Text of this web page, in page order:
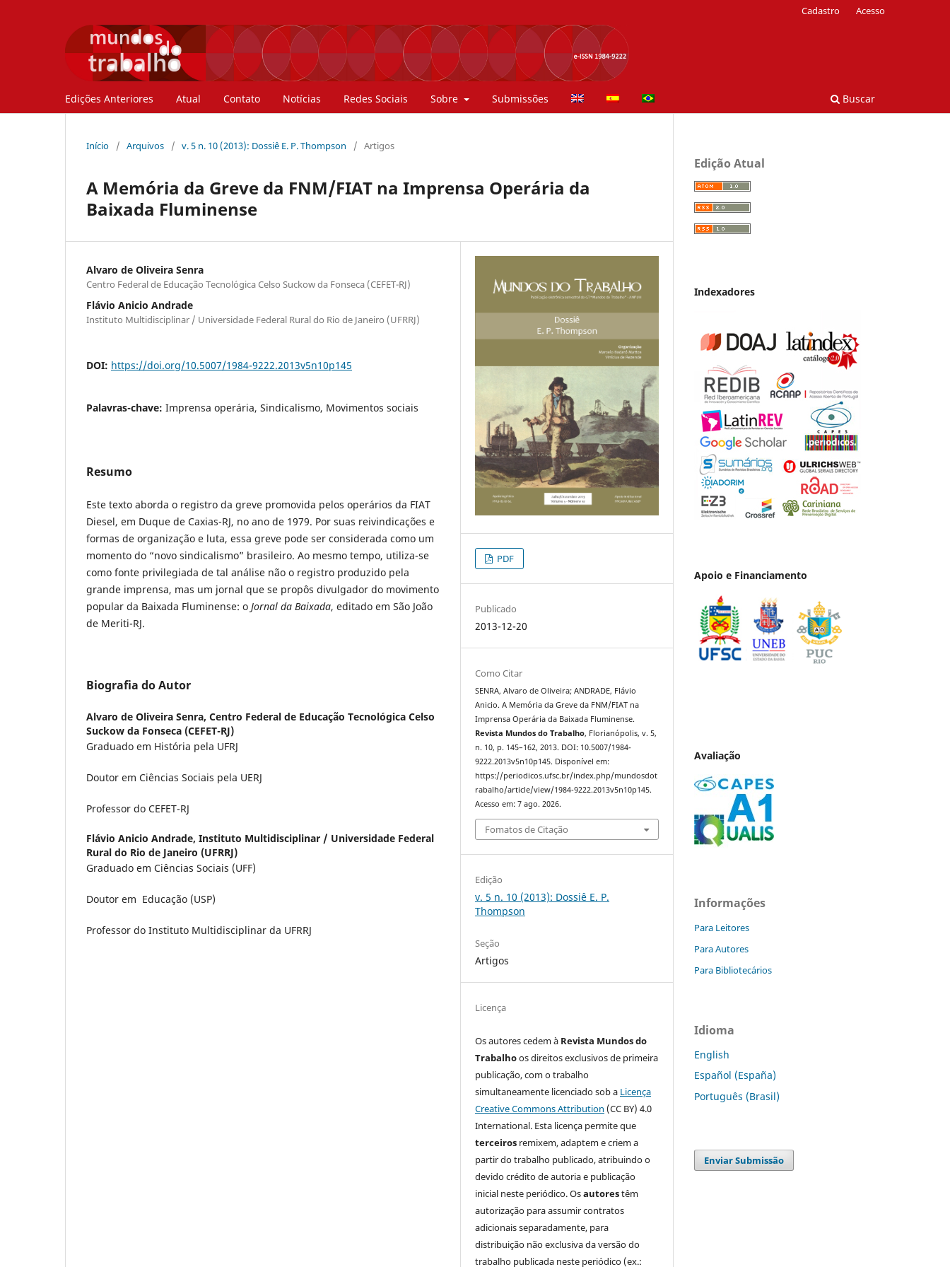
Edições Anteriores Atual Contato Notícias Redes Sociais Sobre Submissões Buscar
Cadastro Acesso
Início / Arquivos / v. 5 n. 10 (2013): Dossiê E. P. Thompson / Artigos
A Memória da Greve da FNM/FIAT na Imprensa Operária da
Baixada Fluminense
Alvaro de Oliveira Senra
Centro Federal de Educação Tecnológica Celso Suckow da Fonseca (CEFET-RJ)
Flávio Anicio Andrade
Instituto Multidisciplinar / Universidade Federal Rural do Rio de Janeiro (UFRRJ)
DOI: https://doi.org/10.5007/1984-9222.2013v5n10p145
Palavras-chave: Imprensa operária, Sindicalismo, Movimentos sociais
Resumo
Este texto aborda o registro da greve promovida pelos operários da FIAT
Diesel, em Duque de Caxias-RJ, no ano de 1979. Por suas reivindicações e
formas de organização e luta, essa greve pode ser considerada como um
momento do “novo sindicalismo” brasileiro. Ao mesmo tempo, utiliza-se
como fonte privilegiada de tal análise não o registro produzido pela
grande imprensa, mas um jornal que se propôs divulgador do movimento
popular da Baixada Fluminense: o Jornal da Baixada, editado em São João
de Meriti-RJ.
Biografia do Autor
Alvaro de Oliveira Senra, Centro Federal de Educação Tecnológica Celso
Suckow da Fonseca (CEFET-RJ)
Graduado em História pela UFRJ
Doutor em Ciências Sociais pela UERJ
Professor do CEFET-RJ
Flávio Anicio Andrade, Instituto Multidisciplinar / Universidade Federal
Rural do Rio de Janeiro (UFRRJ)
Graduado em Ciências Sociais (UFF)
Doutor em Educação (USP)
Professor do Instituto Multidisciplinar da UFRRJ
PDF
Publicado
2013-12-20
Como Citar
SENRA, Alvaro de Oliveira; ANDRADE, Flávio
Anicio. A Memória da Greve da FNM/FIAT na
Imprensa Operária da Baixada Fluminense.
Revista Mundos do Trabalho, Florianópolis, v. 5,
n. 10, p. 145–162, 2013. DOI: 10.5007/1984-
9222.2013v5n10p145. Disponível em:
https://periodicos.ufsc.br/index.php/mundosdot
rabalho/article/view/1984-9222.2013v5n10p145.
Acesso em: 7 ago. 2026.
Fomatos de Citação
Edição
v. 5 n. 10 (2013): Dossiê E. P.
Thompson
Seção
Artigos
Licença
Os autores cedem à Revista Mundos do
Trabalhoos direitos exclusivos de primeira
publicação, com o trabalho
simultaneamente licenciado sob a Licença
Creative Commons Attribution (CC BY) 4.0
International. Esta licença permite que
terceiros remixem, adaptem e criem a
partir do trabalho publicado, atribuindo o
devido crédito de autoria e publicação
inicial neste periódico. Osautorestêm
autorização para assumir contratos
adicionais separadamente, para
distribuição não exclusiva da versão do
trabalho publicada neste periódico (ex.:
Edição Atual
Indexadores
Apoio e Financiamento
Avaliação
Informações
Para Leitores
Para Autores
Para Bibliotecários
Idioma
English
Español (España)
Português (Brasil)
Enviar Submissão